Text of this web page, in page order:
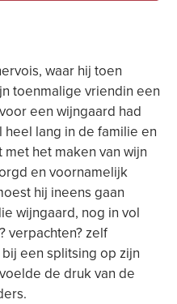
waar hij toen
toenmalige vriendin een
een wijngaard had
lang in de familie en
het maken van wijn
en voornamelijk
hij ineens gaan
wijngaard, nog in vol
verpachten? zelf
een splitsing op zijn
de druk van de